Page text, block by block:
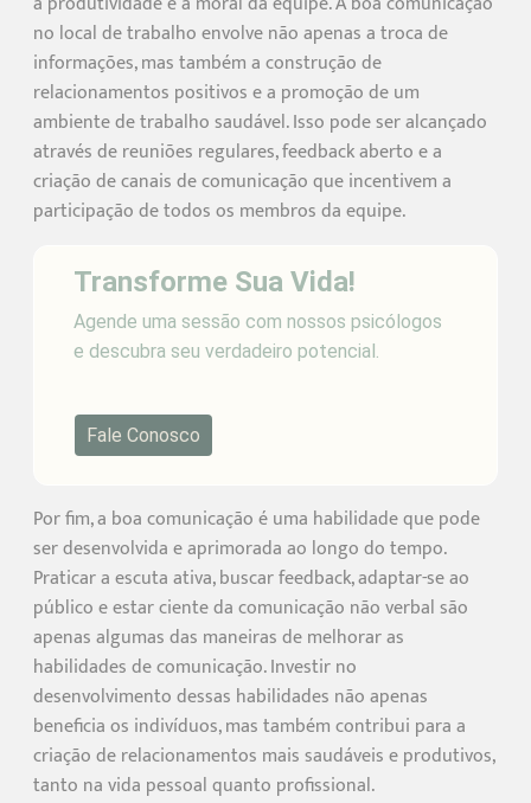
no local de trabalho envolve não apenas a troca de
informações, mas também a construção de
relacionamentos positivos e a promoção de um
ambiente de trabalho saudável. Isso pode ser alcançado
através de reuniões regulares, feedback aberto e a
criação de canais de comunicação que incentivem a
participação de todos os membros da equipe.
Transforme Sua Vida!
Agende uma sessão com nossos psicólogos
e descubra seu verdadeiro potencial.
Fale Conosco
Por fim, a boa comunicação é uma habilidade que pode
ser desenvolvida e aprimorada ao longo do tempo.
Praticar a escuta ativa, buscar feedback, adaptar-se ao
público e estar ciente da comunicação não verbal são
apenas algumas das maneiras de melhorar as
habilidades de comunicação. Investir no
desenvolvimento dessas habilidades não apenas
beneficia os indivíduos, mas também contribui para a
criação de relacionamentos mais saudáveis e produtivos,
tanto na vida pessoal quanto profissional.